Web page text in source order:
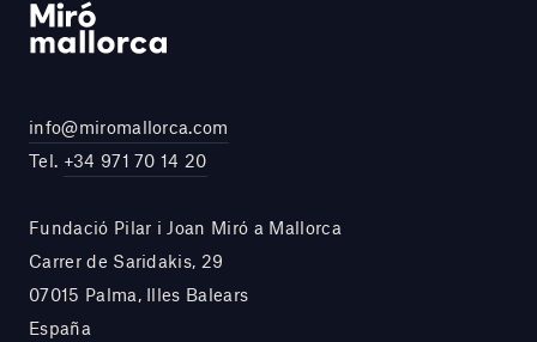
info@miromallorca.com
Tel. +34 971 70 14 20
Fundació Pilar i Joan Miró a Mallorca
Carrer de Saridakis, 29
07015 Palma, Illes Balears
España